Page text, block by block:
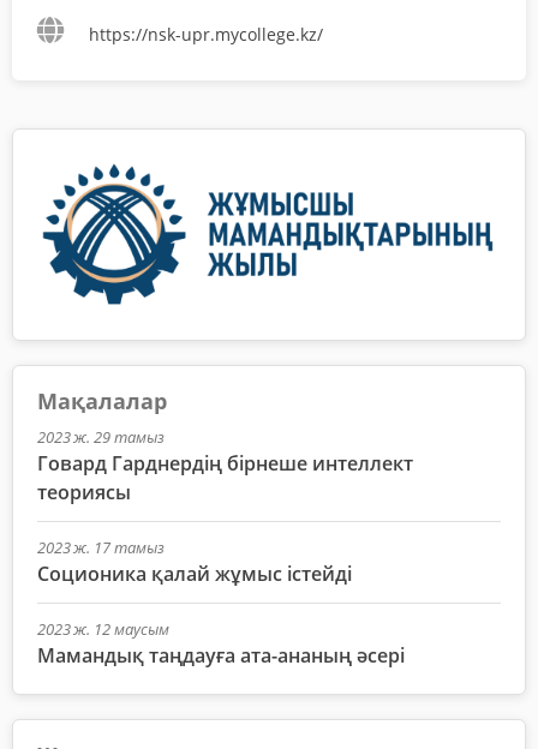
https://nsk-upr.mycollege.kz/
Мақалалар
2023 ж. 29 тамыз
Говард Гарднердің бірнеше интеллект
теориясы
2023 ж. 17 тамыз
Соционика қалай жұмыс істейді
2023 ж. 12 маусым
Мамандық таңдауға ата-ананың әсері